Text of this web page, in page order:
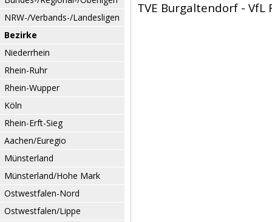
NRW-/Verbands-/Landesligen
Bezirke
Niederrhein
Rhein-Ruhr
Rhein-Wupper
Köln
Rhein-Erft-Sieg
Aachen/Euregio
Münsterland
Münsterland/Hohe Mark
Ostwestfalen-Nord
Ostwestfalen/Lippe
TVE Burgaltendorf - VfL